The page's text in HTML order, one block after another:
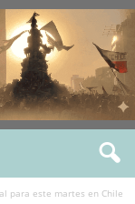
para este martes en Chile